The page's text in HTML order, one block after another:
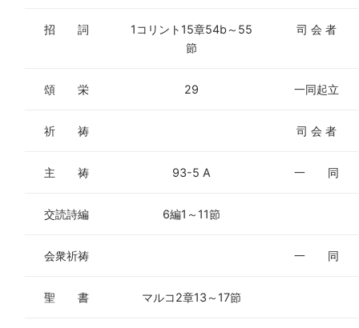
招 詞
1コリント15章54b～55
節
司 会 者
頌 栄 29 一同起立
祈 祷 司 会 者
主 祷 93-5 A 一 同
交読詩編 6編1～11節
会衆祈祷 一 同
聖 書 マルコ2章13～17節